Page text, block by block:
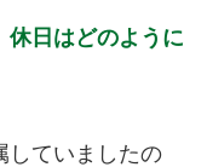
休日はどのように
していましたの